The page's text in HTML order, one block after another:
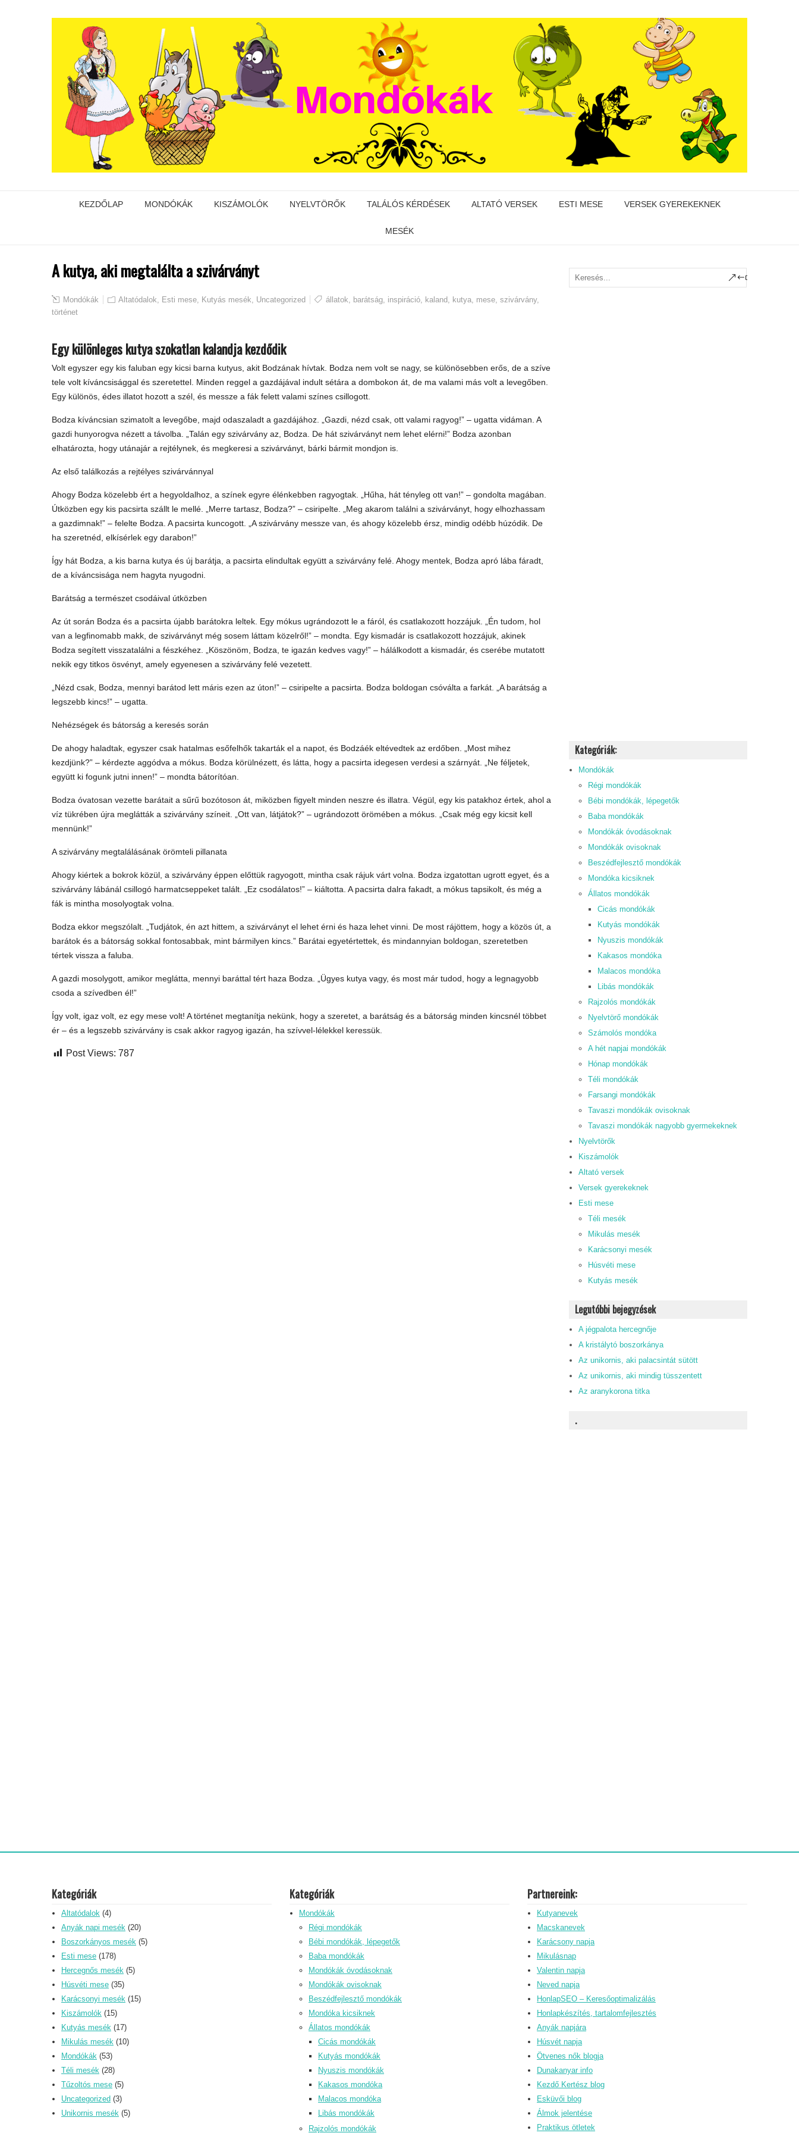
KEZDŐLAP MONDÓKÁK KISZÁMOLÓK NYELVTÖRŐK TALÁLÓS KÉRDÉSEK ALTATÓ VERSEK ESTI MESE VERSEK GYEREKEKNEK
MESÉK
A kutya, aki megtalálta a szivárványt
Mondókák Altatódalok, Esti mese, Kutyás mesék, Uncategorized állatok, barátság, inspiráció, kaland, kutya, mese, szivárvány,
történet
Egy különleges kutya szokatlan kalandja kezdődik
Volt egyszer egy kis faluban egy kicsi barna kutyus, akit Bodzának hívtak. Bodza nem volt se nagy, se különösebben erős, de a szíve
tele volt kíváncsisággal és szeretettel. Minden reggel a gazdájával indult sétára a dombokon át, de ma valami más volt a levegőben.
Egy különös, édes illatot hozott a szél, és messze a fák felett valami színes csillogott.
Bodza kíváncsian szimatolt a levegőbe, majd odaszaladt a gazdájához. „Gazdi, nézd csak, ott valami ragyog!” – ugatta vidáman. A
gazdi hunyorogva nézett a távolba. „Talán egy szivárvány az, Bodza. De hát szivárványt nem lehet elérni!” Bodza azonban
elhatározta, hogy utánajár a rejtélynek, és megkeresi a szivárványt, bárki bármit mondjon is.
Az első találkozás a rejtélyes szivárvánnyal
Ahogy Bodza közelebb ért a hegyoldalhoz, a színek egyre élénkebben ragyogtak. „Hűha, hát tényleg ott van!” – gondolta magában.
Útközben egy kis pacsirta szállt le mellé. „Merre tartasz, Bodza?” – csiripelte. „Meg akarom találni a szivárványt, hogy elhozhassam
a gazdimnak!” – felelte Bodza. A pacsirta kuncogott. „A szivárvány messze van, és ahogy közelebb érsz, mindig odébb húzódik. De
ha szeretnéd, elkísérlek egy darabon!”
Így hát Bodza, a kis barna kutya és új barátja, a pacsirta elindultak együtt a szivárvány felé. Ahogy mentek, Bodza apró lába fáradt,
de a kíváncsisága nem hagyta nyugodni.
Barátság a természet csodáival útközben
Az út során Bodza és a pacsirta újabb barátokra leltek. Egy mókus ugrándozott le a fáról, és csatlakozott hozzájuk. „Én tudom, hol
van a legfinomabb makk, de szivárványt még sosem láttam közelről!” – mondta. Egy kismadár is csatlakozott hozzájuk, akinek
Bodza segített visszatalálni a fészkéhez. „Köszönöm, Bodza, te igazán kedves vagy!” – hálálkodott a kismadár, és cserébe mutatott
nekik egy titkos ösvényt, amely egyenesen a szivárvány felé vezetett.
„Nézd csak, Bodza, mennyi barátod lett máris ezen az úton!” – csiripelte a pacsirta. Bodza boldogan csóválta a farkát. „A barátság a
legszebb kincs!” – ugatta.
Nehézségek és bátorság a keresés során
De ahogy haladtak, egyszer csak hatalmas esőfelhők takarták el a napot, és Bodzáék eltévedtek az erdőben. „Most mihez
kezdjünk?” – kérdezte aggódva a mókus. Bodza körülnézett, és látta, hogy a pacsirta idegesen verdesi a szárnyát. „Ne féljetek,
együtt ki fogunk jutni innen!” – mondta bátorítóan.
Bodza óvatosan vezette barátait a sűrű bozótoson át, miközben figyelt minden neszre és illatra. Végül, egy kis patakhoz értek, ahol a
víz tükrében újra meglátták a szivárvány színeit. „Ott van, látjátok?” – ugrándozott örömében a mókus. „Csak még egy kicsit kell
mennünk!”
A szivárvány megtalálásának örömteli pillanata
Ahogy kiértek a bokrok közül, a szivárvány éppen előttük ragyogott, mintha csak rájuk várt volna. Bodza izgatottan ugrott egyet, és a
szivárvány lábánál csillogó harmatcseppeket talált. „Ez csodálatos!” – kiáltotta. A pacsirta dalra fakadt, a mókus tapsikolt, és még a
fák is mintha mosolyogtak volna.
Bodza ekkor megszólalt. „Tudjátok, én azt hittem, a szivárványt el lehet érni és haza lehet vinni. De most rájöttem, hogy a közös út, a
barátok és a bátorság sokkal fontosabbak, mint bármilyen kincs.” Barátai egyetértettek, és mindannyian boldogan, szeretetben
tértek vissza a faluba.
A gazdi mosolygott, amikor meglátta, mennyi baráttal tért haza Bodza. „Ügyes kutya vagy, és most már tudod, hogy a legnagyobb
csoda a szívedben él!”
Így volt, igaz volt, ez egy mese volt! A történet megtanítja nekünk, hogy a szeretet, a barátság és a bátorság minden kincsnél többet
ér – és a legszebb szivárvány is csak akkor ragyog igazán, ha szívvel-lélekkel keressük.
Post Views: 787
Kategóriák:
Mondókák
Régi mondókák
Bébi mondókák, lépegetők
Baba mondókák
Mondókák óvodásoknak
Mondókák ovisoknak
Beszédfejlesztő mondókák
Mondóka kicsiknek
Állatos mondókák
Cicás mondókák
Kutyás mondókák
Nyuszis mondókák
Kakasos mondóka
Malacos mondóka
Libás mondókák
Rajzolós mondókák
Nyelvtörő mondókák
Számolós mondóka
A hét napjai mondókák
Hónap mondókák
Téli mondókák
Farsangi mondókák
Tavaszi mondókák ovisoknak
Tavaszi mondókák nagyobb gyermekeknek
Nyelvtörők
Kiszámolók
Altató versek
Versek gyerekeknek
Esti mese
Téli mesék
Mikulás mesék
Karácsonyi mesék
Húsvéti mese
Kutyás mesék
Legutóbbi bejegyzések
A jégpalota hercegnője
A kristálytó boszorkánya
Az unikornis, aki palacsintát sütött
Az unikornis, aki mindig tüsszentett
Az aranykorona titka
.
Kategóriák
Altatódalok (4)
Anyák napi mesék (20)
Boszorkányos mesék (5)
Esti mese (178)
Hercegnős mesék (5)
Húsvéti mese (35)
Karácsonyi mesék (15)
Kiszámolók (15)
Kutyás mesék (17)
Mikulás mesék (10)
Mondókák (53)
Téli mesék (28)
Tűzoltós mese (5)
Uncategorized (3)
Unikornis mesék (5)
Kategóriák
Mondókák
Régi mondókák
Bébi mondókák, lépegetők
Baba mondókák
Mondókák óvodásoknak
Mondókák ovisoknak
Beszédfejlesztő mondókák
Mondóka kicsiknek
Állatos mondókák
Cicás mondókák
Kutyás mondókák
Nyuszis mondókák
Kakasos mondóka
Malacos mondóka
Libás mondókák
Rajzolós mondókák
Partnereink:
Kutyanevek
Macskanevek
Karácsony napja
Mikulásnap
Valentin napja
Neved napja
HonlapSEO – Keresőoptimalizálás
Honlapkészítés, tartalomfejlesztés
Anyák napjára
Húsvét napja
Ötvenes nők blogja
Dunakanyar info
Kezdő Kertész blog
Esküvői blog
Álmok jelentése
Praktikus ötletek